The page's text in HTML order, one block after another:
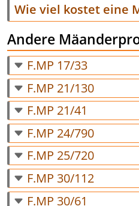
Wie viel kostet eine
Andere
F.MP 17/33
F.MP 21/130
F.MP 21/41
F.MP 24/790
F.MP 25/720
F.MP 30/112
F.MP 30/61